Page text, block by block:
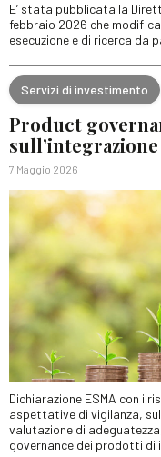
E’ stata pubblicata la
febbraio 2026 che
esecuzione e di ricerca da
Servizi di investimento
Product
7 Maggio 2026
Dichiarazione ESMA con i
aspettative di vigilanza,
valutazione di
governance dei prodotti di